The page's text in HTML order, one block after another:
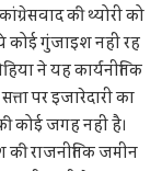
की थ्योरी को
कोई गुंजाइश नहीं रह
ने यह कार्यनीतिक
पर इजारेदारी का
कोई जगह नहीं है।
की राजनीतिक जमीन